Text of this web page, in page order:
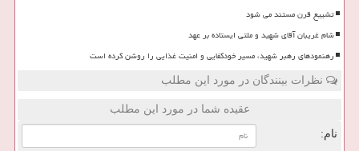
تشییع قرن مستند می شود
شام غریبان آقای شهید و ملتی ایستاده بر عهد
رهنمودهای رهبر شهید، مسیر خودکفایی و امنیت غذایی را روشن کرده است
نظرات بینندگان در مورد این مطلب
عقیده شما در مورد این مطلب
نام: